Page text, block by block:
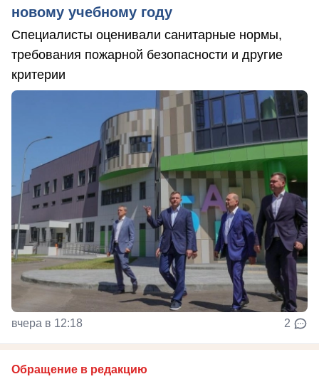
новому учебному году
Специалисты оценивали санитарные нормы,
требования пожарной безопасности и другие
критерии
вчера в 12:18 2
Обращение в редакцию